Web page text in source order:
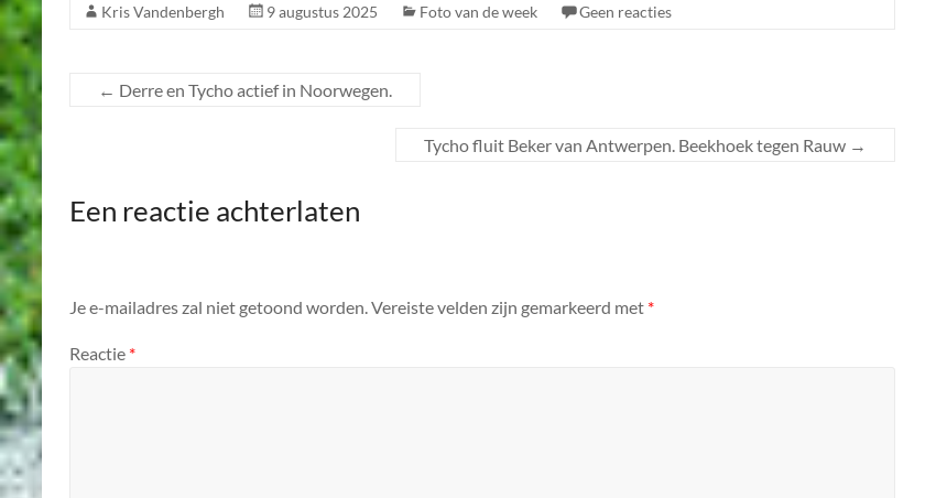
Kris Vandenbergh 9 augustus 2025 Foto van de week Geen reacties
← Derre en Tycho actief in Noorwegen.
Tycho fluit Beker van Antwerpen. Beekhoek tegen Rauw →
Een reactie achterlaten
Je e-mailadres zal niet getoond worden.Vereiste velden zijn gemarkeerd met *
Reactie *